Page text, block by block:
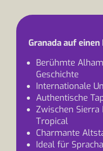
Granada auf einen
Berühmte
Geschichte
Internationale
Authentische
Zwischen Sierra
Tropical
Charmante
Ideal für